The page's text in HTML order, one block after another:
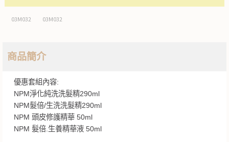
03M032 03M032
商品簡介
優惠套組內容:
NPM淨化純洗洗髮精290ml
NPM髮倍/生洗洗髮精290ml
NPM 頭皮修護精華 50ml
NPM 髮倍.生養精華液 50ml